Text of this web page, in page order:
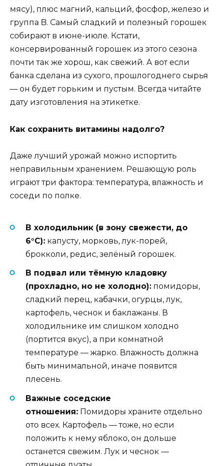
мясу), плюс магний, кальций, фосфор, железо и
группа B. Самый сладкий и полезный горошек
собирают в июне-июле. Кстати,
консервированный горошек из этого сезона
почти так же хорош, как свежий. А вот если
банка сделана из сухого, прошлогоднего сырья
— он будет горьким и пустым. Всегда читайте
дату изготовления на этикетке.
Как сохранить витамины надолго?
Даже лучший урожай можно испортить
неправильным хранением. Решающую роль
играют три фактора: температура, влажность и
соседи по полке.
В холодильник (в зону свежести, до
6°C): капусту, морковь, лук-порей,
брокколи, редис, зелёный горошек.
В подвал или тёмную кладовку
(прохладно, но не холодно): помидоры,
сладкий перец, кабачки, огурцы, лук,
картофель, чеснок и баклажаны. В
холодильнике им слишком холодно
(портится вкус), а при комнатной
температуре — жарко. Влажность должна
быть минимальной, иначе появится
плесень.
Важные соседские
отношения: Помидоры храните отдельно
ото всех. Картофель — тоже, но если
положить к нему яблоко, он дольше
останется свежим. Лук и чеснок —